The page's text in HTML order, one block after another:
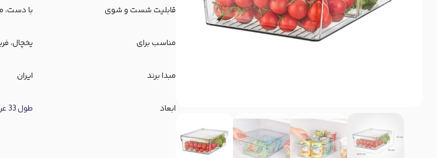
قابلیت شست و شوی با دست،
مناسب برای یخچال،
مبدا برند ایران
ابعاد طول 33 عرض 20.5 ارتفاع 10 سانتی‌متر